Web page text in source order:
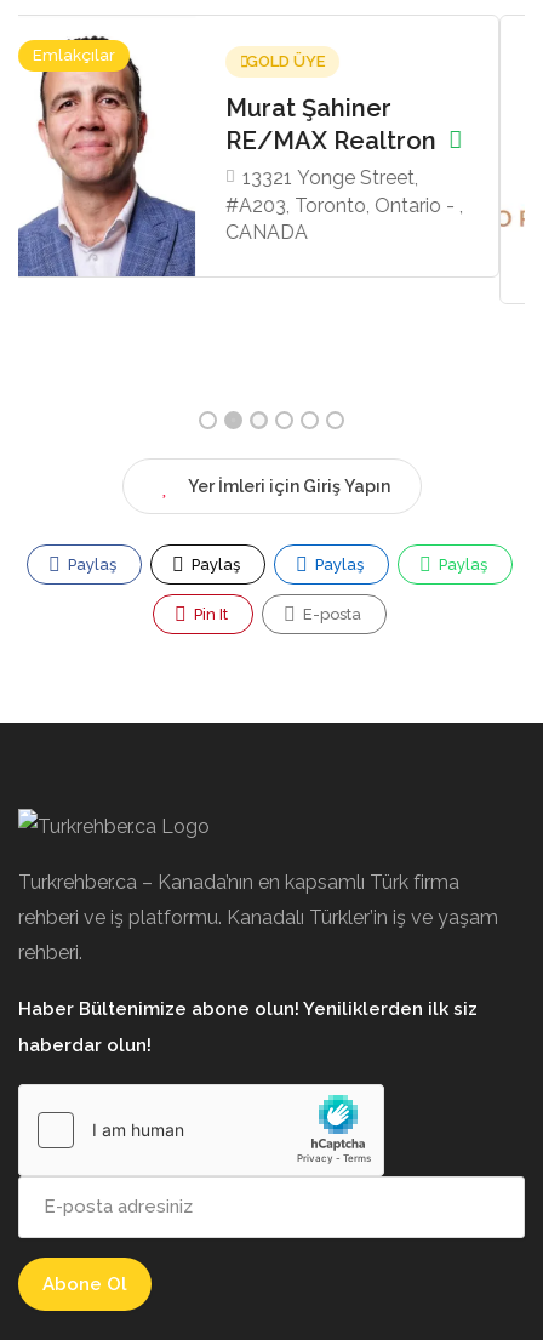
Emlakçılar GOLD ÜYE
Topcu & Dalan
Homes
8 Sampson Mews, Suite
201, Toronto, Toronto,
Ontario - M3C 0H5,
Yer İmleri için Giriş Yapın
Paylaş Paylaş Paylaş Paylaş
Pin It E-posta
Turkrehber.ca – Kanada’nın en kapsamlı Türk firma
rehberi ve iş platformu. Kanadalı Türkler’in iş ve yaşam
rehberi.
Haber Bültenimize abone olun! Yeniliklerden ilk siz
haberdar olun!